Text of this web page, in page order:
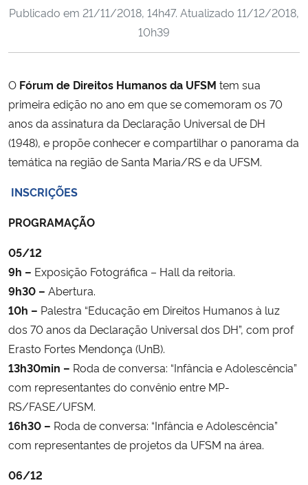
Ministério da Cidadania
Ministério de Minas e Energia
Ministério da Ciência, Tecnologia, Inovações e Comunicações
Ministério do Meio Ambiente
Ministério do Turismo
Ministério do Desenvolvimento Regional
Controladoria-Geral da União
Secretaria de Governo
Gabinete de Segurança Institucional
Advocacia-Geral da União
Publicado em 21/11/2018, 14h47. Atualizado 11/12/2018,
10h39
O Fórum de Direitos Humanos da UFSM tem sua
primeira edição no ano em que se comemoram os 70
anos da assinatura da Declaração Universal de DH
(1948), e propõe conhecer e compartilhar o panorama da
temática na região de Santa Maria/RS e da UFSM.
INSCRIÇÕES
PROGRAMAÇÃO
05/12
9h – Exposição Fotográfica – Hall da reitoria.
9h30 – Abertura.
10h – Palestra “Educação em Direitos Humanos à luz
dos 70 anos da Declaração Universal dos DH”, com prof
Erasto Fortes Mendonça (UnB).
13h30min – Roda de conversa: “Infância e Adolescência”
com representantes do convênio entre MP-
RS/FASE/UFSM.
16h30 – Roda de conversa: “Infância e Adolescência”
com representantes de projetos da UFSM na área.
06/12